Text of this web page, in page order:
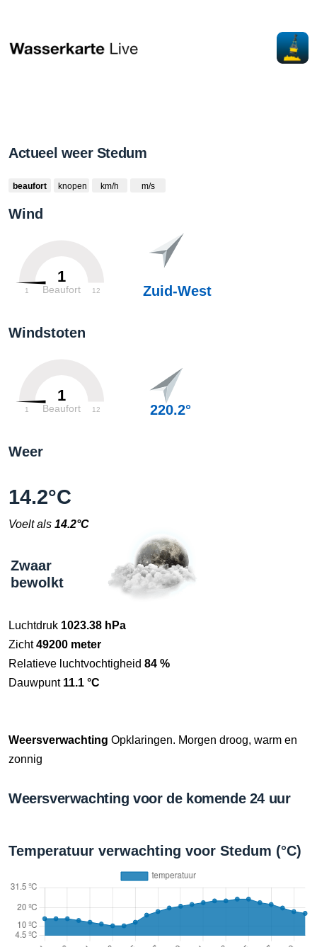
Actueel weer Stedum
beaufort knopen km/h m/s
Wind
1
Beaufort
1 12 Zuid-West
Windstoten
1
Beaufort
1 12 220.2°
Weer
14.2°C
Voelt als 14.2°C
Zwaar
bewolkt
Luchtdruk 1023.38 hPa
Zicht49200 meter
Relatieve luchtvochtigheid 84 %
Dauwpunt 11.1 °C
Weersverwachting Opklaringen. Morgen droog, warm en
zonnig
Weersverwachting voor de komende 24 uur
Temperatuur verwachting voor Stedum (°C)